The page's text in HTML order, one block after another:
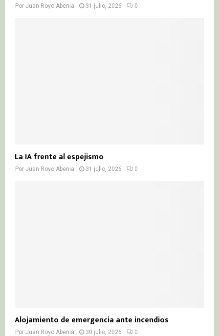
Por Juan Royo Abenia 31 julio, 2026 0
La IA frente al espejismo
Por Juan Royo Abenia 31 julio, 2026 0
Alojamiento de emergencia ante incendios
Por Juan Royo Abenia 30 julio, 2026 0